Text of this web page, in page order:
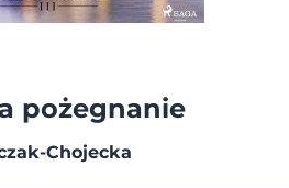
pożegnanie
Chojecka